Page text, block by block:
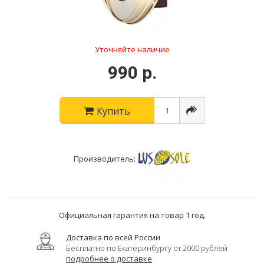
Уточняйте наличие
990 р.
Купить
Производитель:
Официальная гарантия на товар 1 год.
Доставка по всей России
Бесплатно по Екатеринбургу от 2000 рублей
подробнее о доставке